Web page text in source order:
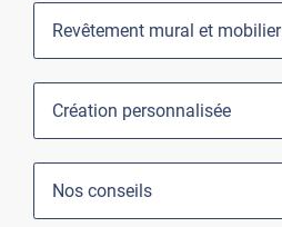
Revêtement mural et mobilier
Création personnalisée
Nos conseils